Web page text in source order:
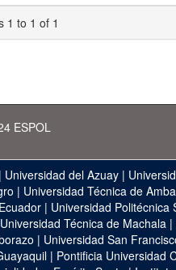
1 to 1 of 1
ESPOL
| Universidad del Azuay |
| Universidad Técnica de
| Universidad Politécnica
Universidad Técnica de Machala |
| Universidad San
| Pontificia Universidad